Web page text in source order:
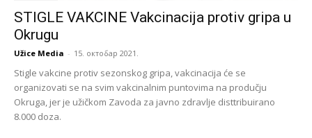
STIGLE VAKCINE Vakcinacija protiv gripa u
Okrugu
Užice Media - 15. октобар 2021.
Stigle vakcine protiv sezonskog gripa, vakcinacija će se
organizovati se na svim vakcinalnim puntovima na produčju
Okruga, jer je užičkom Zavoda za javno zdravlje disttribuirano
8.000 doza.